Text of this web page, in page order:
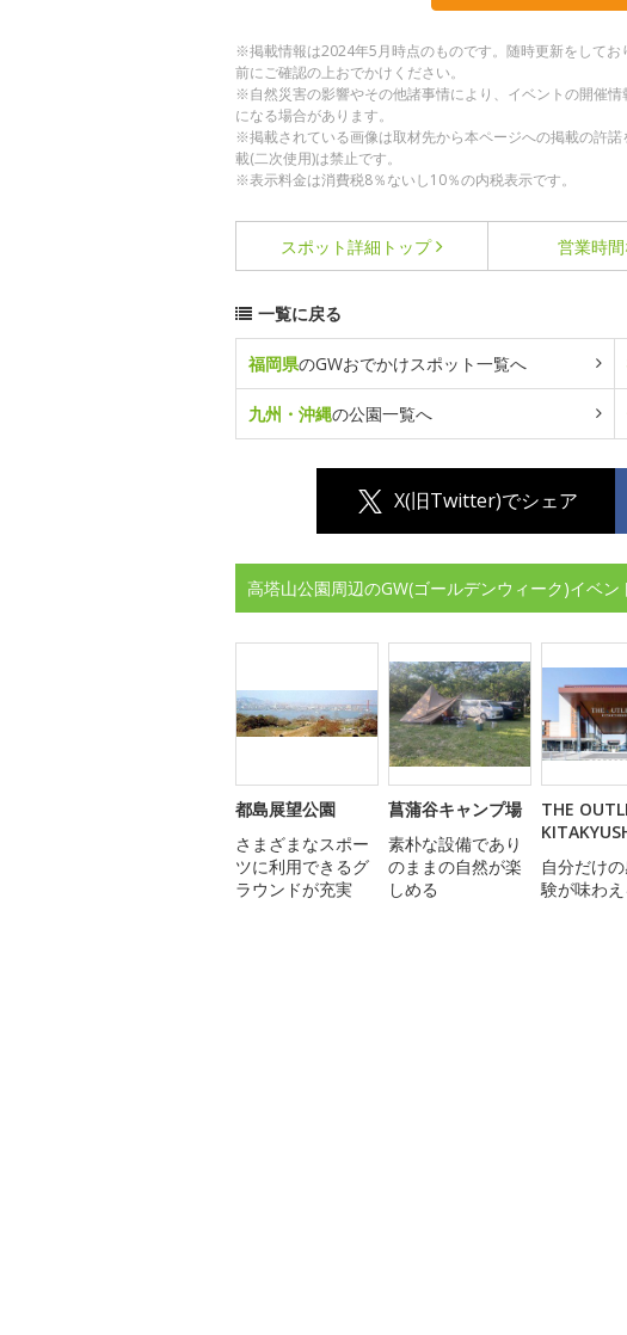
※掲載情報は2024年5月時点のものです。随時更新をして
前にご確認の上おでかけください。
※自然災害の影響やその他諸事情により、イベントの開催
になる場合があります。
※掲載されている画像は取材先から本ページへの掲載の許
載(二次使用)は禁止です。
※表示料金は消費税8％ないし10％の内税表示です。
スポット詳細 トップ 営業時
一覧に戻る
福岡県のGWおでかけスポット一覧へ
九州・沖縄の公園一覧へ
X(旧Twitter)でシェア
高塔山公園周辺のGW(ゴールデンウィーク)イベン
都島展望公園
さまざまなスポー
ツに利用できるグ
ラウンドが充実
菖蒲谷キャンプ場
素朴な設備であり
のままの自然が楽
しめる
THE
自分だけ
験が味わ